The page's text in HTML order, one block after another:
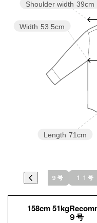
Length 71cm
Width 53.5cm
Shoulder width 39cm
９号 １１号
158cm
９号